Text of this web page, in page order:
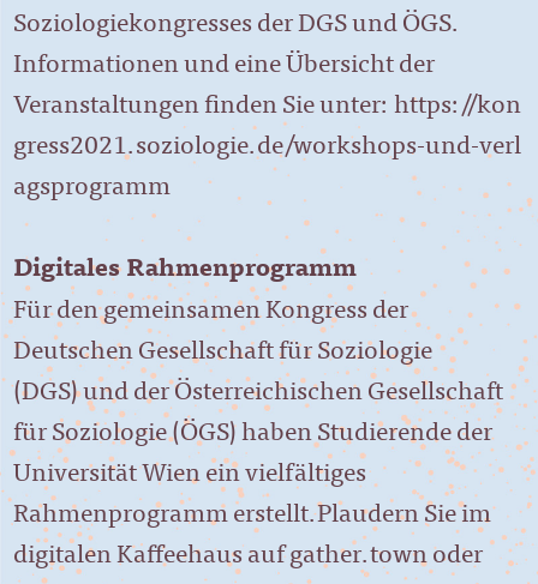
Soziologiekongresses der DGS und ÖGS.
Informationen und eine Übersicht der
Veranstaltungen finden Sie unter: https://kon
gress2021.soziologie.de/workshops-und-verl
agsprogramm
Digitales Rahmenprogramm
Für den gemeinsamen Kongress der
Deutschen Gesellschaft für Soziologie
(DGS) und der Österreichischen Gesellschaft
für Soziologie (ÖGS) haben Studierende der
Universität Wien ein vielfältiges
Rahmenprogramm erstellt.Plaudern Sie im
digitalen Kaffeehaus auf gather.town oder